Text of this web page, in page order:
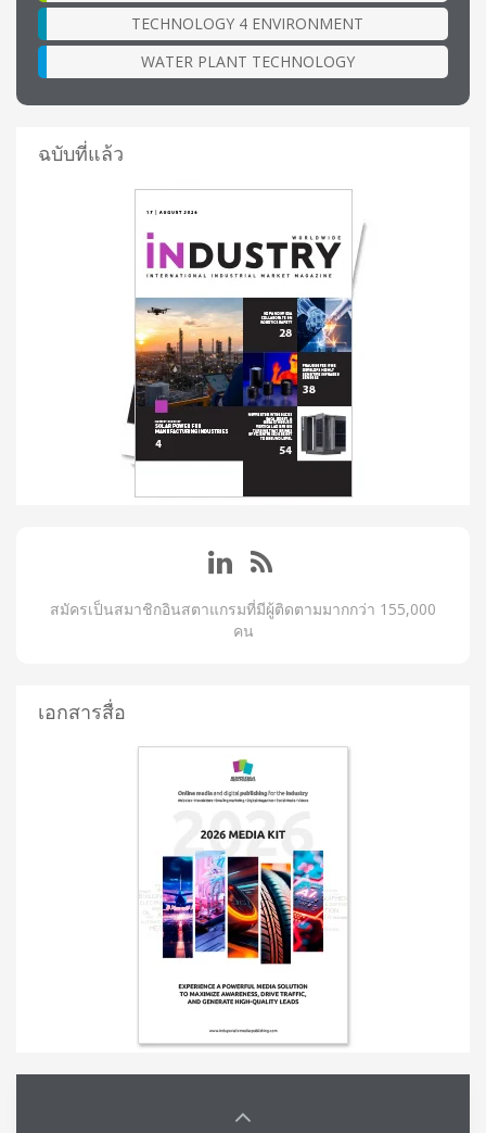
TECHNOLOGY 4 ENVIRONMENT
WATER PLANT TECHNOLOGY
ฉบับที่แล้ว
สมัครเป็นสมาชิกอินสตาแกรมที่มีผู้ติดตามมากกว่า 155,000
คน
เอกสารสื่อ